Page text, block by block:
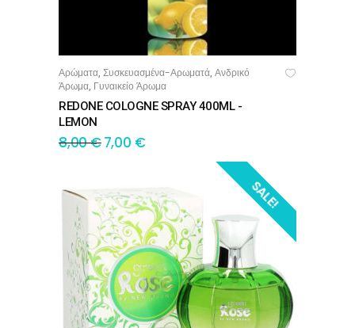
ΠΡΟΣΘΉΚΗ ΣΤΟ ΚΑΛΆΘΙ
Αρώματα, Συσκευασμένα-Αρωματά, Ανδρικό
Άρωμα, Γυναικείο Άρωμα
REDONE COLOGNE SPRAY 400ML -
LEMON
8,00€7,00 €
SALE!